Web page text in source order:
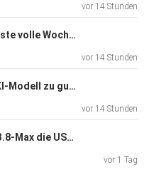
vor 14 Stunden
EU AI Act wird ernst – erste volle Woche mit Durchsetzung
vor 14 Stunden
OpenAI bremst Astra – KI-Modell zu gut im Hacken
vor 14 Stunden
Alibaba greift mit Qwen3.8-Max die US-Modelle an
vor 1 Tag